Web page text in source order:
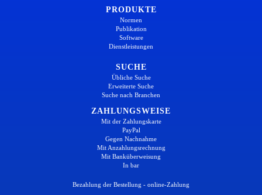
PRODUKTE
Normen
Publikation
Software
Dienstleistungen
SUCHE
Übliche Suche
Erweiterte Suche
Suche nach Branchen
ZAHLUNGSWEISE
Mit der Zahlungskarte
PayPal
Gegen Nachnahme
Mit Anzahlungsrechnung
Mit Banküberweisung
In bar
Bezahlung der Bestellung - online-Zahlung